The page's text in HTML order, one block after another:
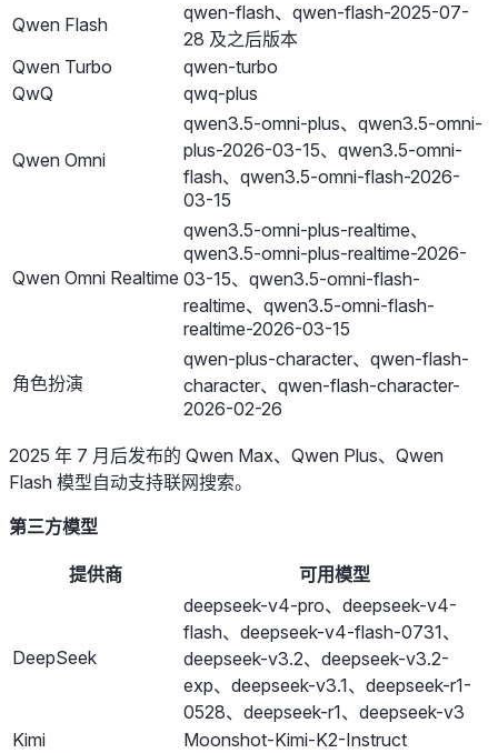
Qwen Flash
qwen-flash、qwen-flash-2025-07-
28 及之后版本
Qwen Turbo
qwen-turbo
QwQ
qwq-plus
Qwen Omni
qwen3.5-omni-plus、qwen3.5-omni-
plus-2026-03-15、qwen3.5-omni-
flash、qwen3.5-omni-flash-2026-
03-15
Qwen Omni Realtime
qwen3.5-omni-plus-realtime、
qwen3.5-omni-plus-realtime-2026-
03-15、qwen3.5-omni-flash-
realtime、qwen3.5-omni-flash-
realtime-2026-03-15
角色扮演
qwen-plus-character、qwen-flash-
character、qwen-flash-character-
2026-02-26
2025 年 7 月后发布的 Qwen Max、Qwen Plus、Qwen
Flash 模型自动支持联网搜索。
第三方模型
提供商 可用模型
DeepSeek
deepseek-v4-pro、deepseek-v4-
flash、deepseek-v4-flash-0731、
deepseek-v3.2、deepseek-v3.2-
exp、deepseek-v3.1、deepseek-r1-
0528、deepseek-r1、deepseek-v3
Kimi
Moonshot-Kimi-K2-Instruct